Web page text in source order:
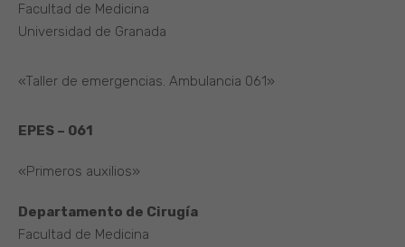
Facultad de Medicina
Universidad de Granada
«Taller de emergencias. Ambulancia 061»
EPES – 061
«Primeros auxilios»
Departamento de Cirugía
Facultad de Medicina